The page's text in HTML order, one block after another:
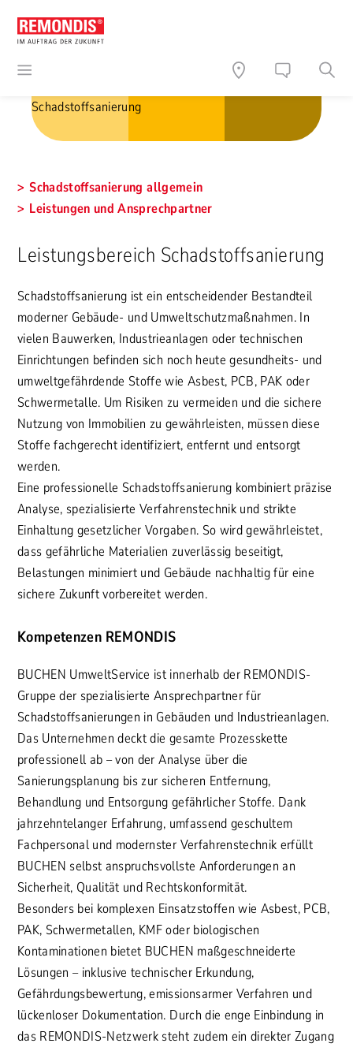
Schadstoffsanierung
Schadstoffsanierung allgemein
Leistungen und Ansprechpartner
Leistungsbereich Schadstoffsanierung
Schadstoffsanierung ist ein entscheidender Bestandteil
moderner Gebäude- und Umweltschutzmaßnahmen. In
vielen Bauwerken, Industrieanlagen oder technischen
Einrichtungen befinden sich noch heute gesundheits- und
umweltgefährdende Stoffe wie Asbest, PCB, PAK oder
Schwermetalle. Um Risiken zu vermeiden und die sichere
Nutzung von Immobilien zu gewährleisten, müssen diese
Stoffe fachgerecht identifiziert, entfernt und entsorgt
werden.
Eine professionelle Schadstoffsanierung kombiniert präzise
Analyse, spezialisierte Verfahrenstechnik und strikte
Einhaltung gesetzlicher Vorgaben. So wird gewährleistet,
dass gefährliche Materialien zuverlässig beseitigt,
Belastungen minimiert und Gebäude nachhaltig für eine
sichere Zukunft vorbereitet werden.
Kompetenzen REMONDIS
BUCHEN UmweltService ist innerhalb der REMONDIS-
Gruppe der spezialisierte Ansprechpartner für
Schadstoffsanierungen in Gebäuden und Industrieanlagen.
Das Unternehmen deckt die gesamte Prozesskette
professionell ab – von der Analyse über die
Sanierungsplanung bis zur sicheren Entfernung,
Behandlung und Entsorgung gefährlicher Stoffe. Dank
jahrzehntelanger Erfahrung, umfassend geschultem
Fachpersonal und modernster Verfahrenstechnik erfüllt
BUCHEN selbst anspruchsvollste Anforderungen an
Sicherheit, Qualität und Rechtskonformität.
Besonders bei komplexen Einsatzstoffen wie Asbest, PCB,
PAK, Schwermetallen, KMF oder biologischen
Kontaminationen bietet BUCHEN maßgeschneiderte
Lösungen – inklusive technischer Erkundung,
Gefährdungsbewertung, emissionsarmer Verfahren und
lückenloser Dokumentation. Durch die enge Einbindung in
das REMONDIS-Netzwerk steht zudem ein direkter Zugang